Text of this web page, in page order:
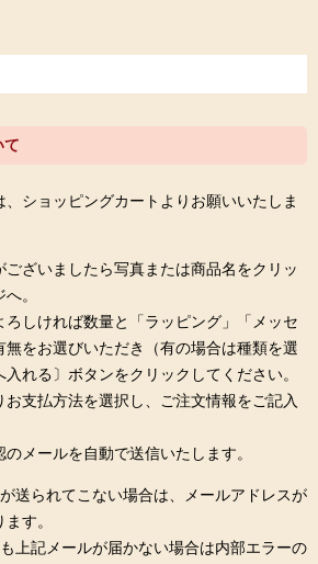
て
ショッピングカートよりお願いいたしま
ございましたら写真または商品名をクリッ
。
ろしければ数量と「ラッピング」「メッセ
無をお選びいただき（有の場合は種類を選
れる〕ボタンをクリックしてください。
お支払方法を選択し、ご注文情報をご記入
メールを自動で送信いたします。
送られてこない場合は、メールアドレスが
す。
上記メールが届かない場合は内部エラーの